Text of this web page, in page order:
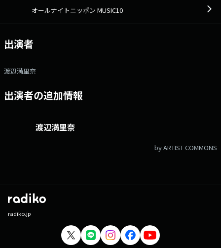
オールナイトニッポン MUSIC10
出演者
渡辺満里奈
出演者の追加情報
渡辺満里奈
by ARTIST COMMONS
radiko.jp